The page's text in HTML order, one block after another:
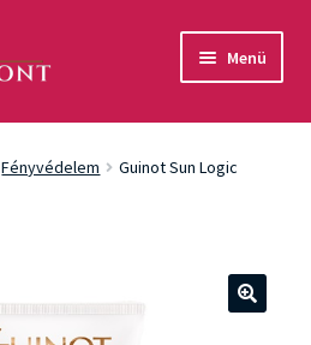
Menü
Fényvédelem
Guinot Sun Logic